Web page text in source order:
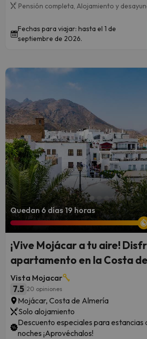
Pensión completa, Alojamiento y
Fechas para viajar: hasta el 1 de
septiembre de 2026.
Quedan 6 días 19 horas
¡Vive Mojácar a tu aire!
apartamento en la Costa
Vista Mojacar
7.5 20 opiniones
Mojácar, Costa de Almería
Solo alojamiento
Descuento especiales para estancias
noches ¡Aprovéchalos!